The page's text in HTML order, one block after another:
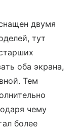
двумя
тут
оба экрана,
Тем
чему
более